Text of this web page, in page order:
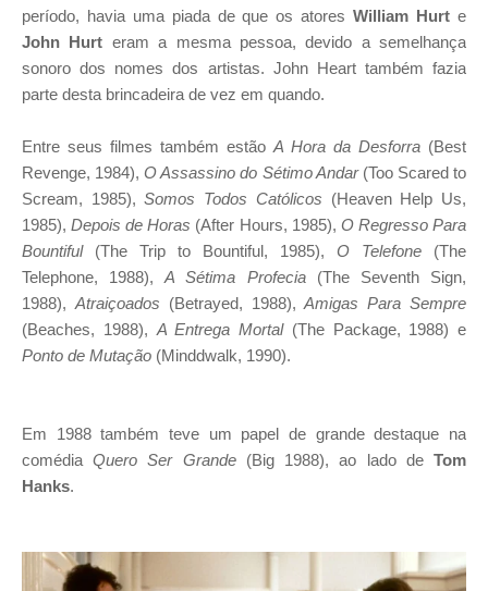
período, havia uma piada de que os atoresWilliam Hurte
John Hurt eram a mesma pessoa, devido a semelhança
sonoro dos nomes dos artistas. John Heart também fazia
parte desta brincadeira de vez em quando.
Entre seus filmes também estão A Hora da Desforra (Best
Revenge, 1984),O Assassino do Sétimo Andar(Too Scared to
Scream, 1985),Somos Todos Católicos (Heaven Help Us,
1985),Depois de Horas (After Hours, 1985), O Regresso Para
Bountiful(The Trip to Bountiful, 1985), O Telefone (The
Telephone, 1988),A Sétima Profecia(The Seventh Sign,
1988), Atraiçoados (Betrayed, 1988),Amigas Para Sempre
(Beaches, 1988), A Entrega Mortal(The Package, 1988) e
Ponto de Mutação (Minddwalk, 1990).
Em 1988 também teve um papel de grande destaque na
comédiaQuero Ser Grande(Big 1988), ao lado deTom
Hanks.